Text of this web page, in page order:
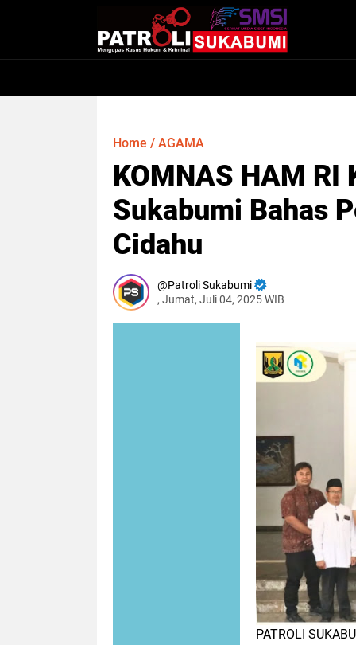
Home / AGAMA
KOMNAS HAM RI
Sukabumi Bahas
Cidahu
Patroli Sukabumi
, Jumat, Juli 04, 2025 WIB
PATROLI